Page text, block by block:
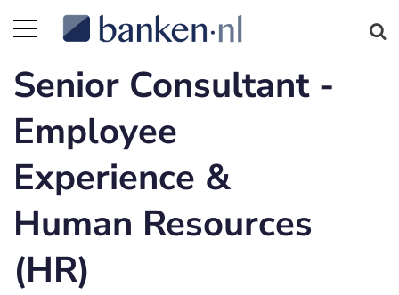
Senior Consultant -
Employee
Experience &
Human Resources
(HR)